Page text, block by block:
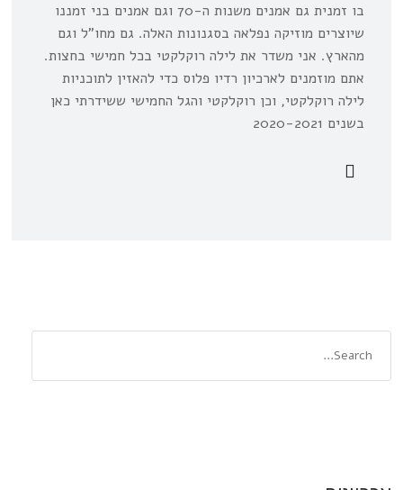
בו זמנית גם אמנים משנות ה-70 וגם אמנים בני זמננו
שיוצרים מוזיקה נפלאה בסגנונות האלה. גם מחו”ל וגם
מהארץ. אני משדר את לילה רוקלקטי בכל חמישי בחצות.
אתם מוזמנים לארכיון רדיו פלוס כדי להאזין לתוכניות
לילה רוקלקטי, וכן רוקלקטי והגל החמישי ששידרתי כאן
בשנים 2020-2021